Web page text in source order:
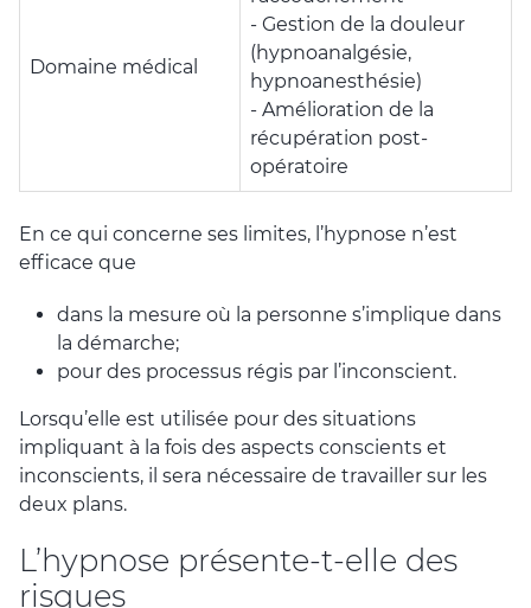
Domaine médical
- Gestion de la douleur
(hypnoanalgésie,
hypnoanesthésie)
- Amélioration de la
récupération post-
opératoire
En ce qui concerne ses limites, l’hypnose n’est
efficace que
dans la mesure où la personne s’implique dans
la démarche;
pour des processus régis par l’inconscient.
Lorsqu’elle est utilisée pour des situations
impliquant à la fois des aspects conscients et
inconscients, il sera nécessaire de travailler sur les
deux plans.
L’hypnose présente-t-elle des
risques